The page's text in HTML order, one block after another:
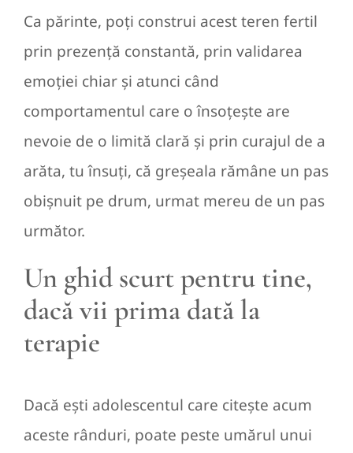
Ca părinte, poți construi acest teren fertil
prin prezență constantă, prin validarea
emoției chiar și atunci când
comportamentul care o însoțește are
nevoie de o limită clară și prin curajul de a
arăta, tu însuți, că greșeala rămâne un pas
obișnuit pe drum, urmat mereu de un pas
următor.
Un ghid scurt pentru tine,
dacă vii prima dată la
terapie
Dacă ești adolescentul care citește acum
aceste rânduri, poate peste umărul unui